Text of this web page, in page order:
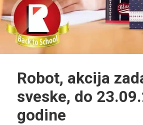
Robot, akcija
sveske, do
godine